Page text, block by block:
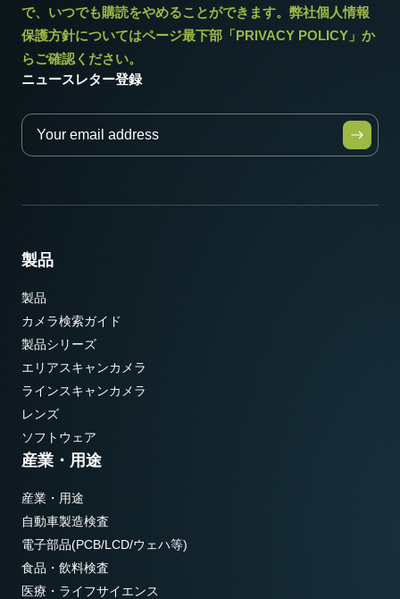
で、いつでも購読をやめることができます。弊社個人情報
保護方針についてはページ最下部「PRIVACY POLICY」か
らご確認ください。
ニュースレター登録
製品
製品
カメラ検索ガイド
製品シリーズ
エリアスキャンカメラ
ラインスキャンカメラ
レンズ
ソフトウェア
産業・用途
産業・用途
自動車製造検査
電子部品(PCB/LCD/ウェハ等)
食品・飲料検査
医療・ライフサイエンス